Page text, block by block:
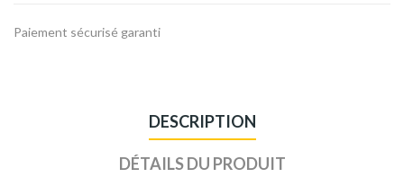
Paiement sécurisé garanti
DESCRIPTION
DÉTAILS DU PRODUIT